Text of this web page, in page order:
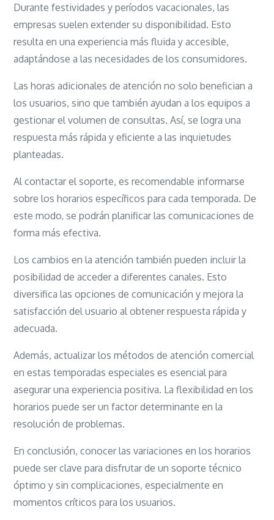
Durante festividades y períodos vacacionales, las
empresas suelen extender su disponibilidad. Esto
resulta en una experiencia más fluida y accesible,
adaptándose a las necesidades de los consumidores.
Las horas adicionales de atención no solo benefician a
los usuarios, sino que también ayudan a los equipos a
gestionar el volumen de consultas. Así, se logra una
respuesta más rápida y eficiente a las inquietudes
planteadas.
Al contactar el soporte, es recomendable informarse
sobre los horarios específicos para cada temporada. De
este modo, se podrán planificar las comunicaciones de
forma más efectiva.
Los cambios en la atención también pueden incluir la
posibilidad de acceder a diferentes canales. Esto
diversifica las opciones de comunicación y mejora la
satisfacción del usuario al obtener respuesta rápida y
adecuada.
Además, actualizar los métodos de atención comercial
en estas temporadas especiales es esencial para
asegurar una experiencia positiva. La flexibilidad en los
horarios puede ser un factor determinante en la
resolución de problemas.
En conclusión, conocer las variaciones en los horarios
puede ser clave para disfrutar de un soporte técnico
óptimo y sin complicaciones, especialmente en
momentos críticos para los usuarios.